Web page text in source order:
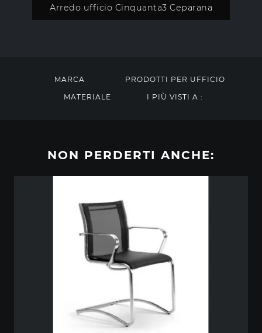
Arredo ufficio Cinquanta3 Ceparana
MARCA
PRODOTTI PER UFFICIO
MATERIALE
I PIÙ VISTI A :
NON PERDERTI ANCHE: